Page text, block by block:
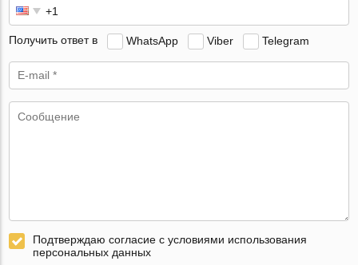
Получить ответ в WhatsApp Viber Telegram
Подтверждаю согласие с условиями использования
персональных данных